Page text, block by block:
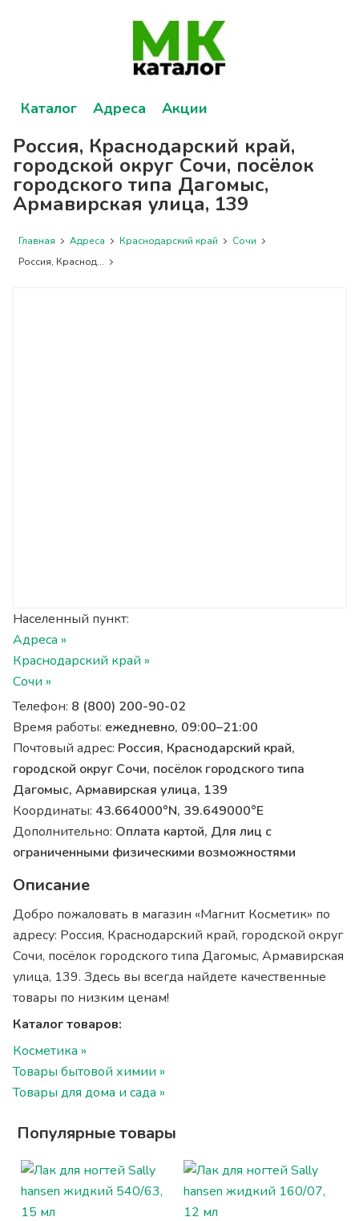
Каталог Адреса Акции
Россия, Краснодарский край,
городской округ Сочи, посёлок
городского типа Дагомыс,
Армавирская улица, 139
Главная Адреса Краснодарский край
Сочи
Россия, Краснод...
Населенный пункт:
Адреса »
Краснодарский край »
Сочи »
Телефон: 8 (800) 200-90-02
Время работы: ежедневно, 09:00–21:00
Почтовый адрес: Россия, Краснодарский край,
городской округ Сочи, посёлок городского типа
Дагомыс, Армавирская улица, 139
Координаты: 43.664000°N, 39.649000°E
Дополнительно: Оплата картой, Для лиц с
ограниченными физическими возможностями
Описание
Добро пожаловать в магазин «Магнит Косметик» по
адресу: Россия, Краснодарский край, городской округ
Сочи, посёлок городского типа Дагомыс, Армавирская
улица, 139. Здесь вы всегда найдете качественные
товары по низким ценам!
Каталог товаров:
Косметика »
Товары бытовой химии »
Товары для дома и сада »
Популярные товары